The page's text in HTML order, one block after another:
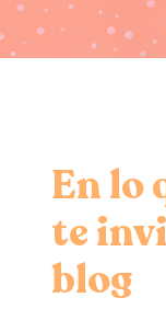
En lo
te
blog